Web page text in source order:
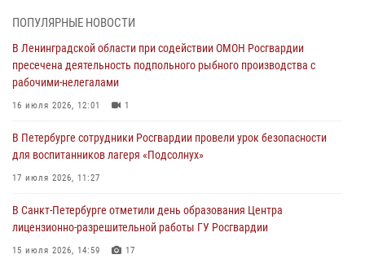
06 августа 2026, 13:39 1
В Центральном районе росгвардейцы оперативно задержали
хулигана, стрелявшего из пускового устройства рядом с жилыми
домами
06 августа 2026, 11:36
Сотрудники и военнослужащие Росгвардии обеспечили
правопорядок при проведении матча "Зенит" - "Балтика"
06 августа 2026, 07:30
В Выборгском районе наряд Росгвардии обнаружил
разыскиваемый преступный автотранспорт
05 августа 2026, 12:25 2
ПОПУЛЯРНЫЕ НОВОСТИ
В Ленинградской области при содействии ОМОН Росгвардии
пресечена деятельность подпольного рыбного производства с
рабочими-нелегалами
16 июля 2026, 12:01 1
В Петербурге сотрудники Росгвардии провели урок безопасности
для воспитанников лагеря «Подсолнух»
17 июля 2026, 11:27
В Санкт-Петербурге отметили день образования Центра
лицензионно-разрешительной работы ГУ Росгвардии
15 июля 2026, 14:59 17